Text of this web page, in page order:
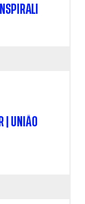
| UNIÃO